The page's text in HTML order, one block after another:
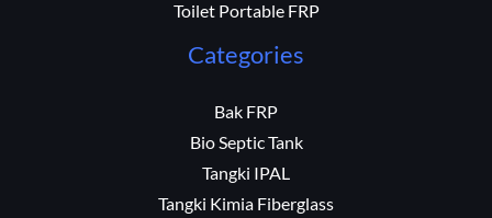
Toilet Portable FRP
Categories
Bak FRP
Bio Septic Tank
Tangki IPAL
Tangki Kimia Fiberglass